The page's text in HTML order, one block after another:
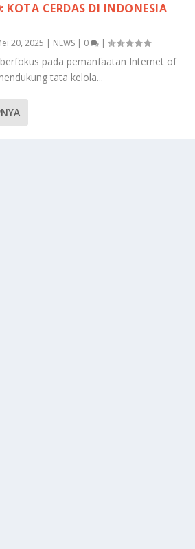
KOTA CERDAS DI INDONESIA
20, 2025 | NEWS | 0 |
pada pemanfaatan Internet of
tata kelola...